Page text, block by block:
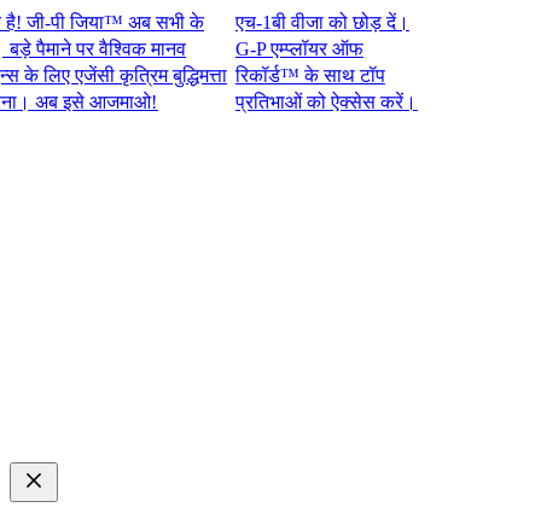
पी जिया™ अब सभी के
पर वैश्विक मानव
एजेंसी कृत्रिम बुद्धिमत्ता
अब इसे आजमाओ!​​
एच-1बी वीजा को छोड़ दें।
G-P एम्प्लॉयर ऑफ
रिकॉर्ड™ के साथ टॉप
प्रतिभाओं को ऐक्सेस करें।​​